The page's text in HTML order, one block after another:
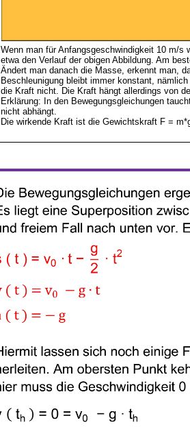
Wenn man für Anfangsgeschwindigkeit 10 m/
etwa den Verlauf der obigen Abbildung. Am
Ändert man danach die Masse, erkennt man,
Beschleunigung bleibt immer konstant,
die Kraft nicht. Die Kraft hängt allerdings von
Erklärung: In den Bewegungsgleichungen
nicht abhängt.
Die wirkende Kraft ist die Gewichtskraft F =